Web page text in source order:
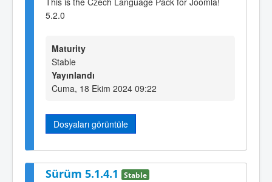
5.2.0
Maturity
Stable
Yayınlandı
Cuma, 18 Ekim 2024 09:22
Dosyaları görüntüle
Sürüm 5.1.4.1 Stable